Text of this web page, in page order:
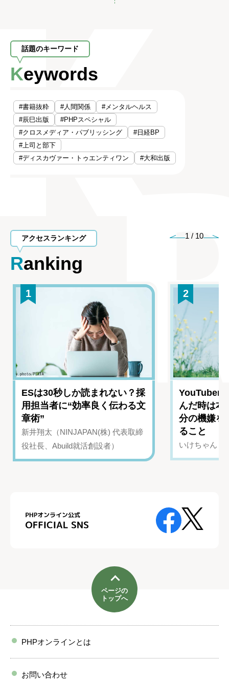
話題のキーワード
Keywords
#書籍抜粋 #人間関係
#メンタルヘルス
#辰巳出版
#PHPスペシャル
#クロスメディア・パブリッシング
#日経BP
#上司と部下
#ディスカヴァー・トゥエンティワン
#大和出版
アクセスランキング
Ranking
1 / 10
1
ESは30秒しか読まれない？採
用担当者に“効率良く伝わる文
章術”
新井翔太（NINJAPAN(株) 代表取締
役社長、Abuild就活創設者）
2
YouTuber
んだ時は
分の機嫌を
ること
いけちゃん（
ページの
トップへ
PHPオンラインとは
お問い合わせ